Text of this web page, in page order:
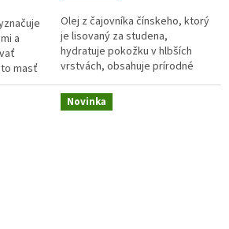
a
masť
na
ruky,
Olej z čajovníka čínskeho, ktorý
je lisovaný za studena,
hydratuje pokožku v hlbších
vrstvách, obsahuje prírodné
skvalén.
Novinka